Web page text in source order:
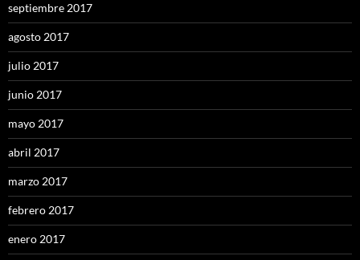
septiembre 2017
agosto 2017
julio 2017
junio 2017
mayo 2017
abril 2017
marzo 2017
febrero 2017
enero 2017